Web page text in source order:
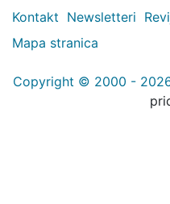
Kontakt Newsletteri
Mapa stranica
Copyright © 2000 -